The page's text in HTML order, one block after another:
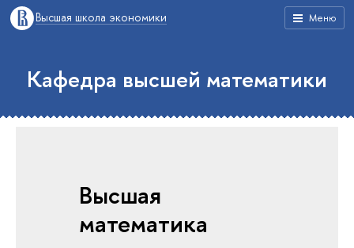
Меню
Высшая школа экономики
Кафедра высшей математики
Высшая
математика